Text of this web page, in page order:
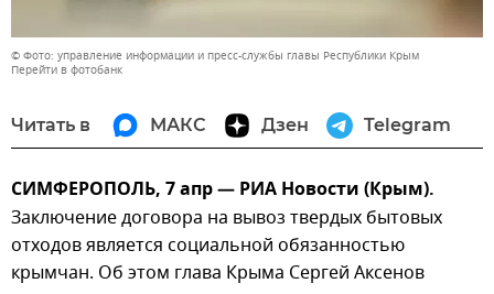
© Фото: управление информации и пресс-службы главы Республики Крым
Перейти в фотобанк
Читать в МАКС Дзен Telegram
СИМФЕРОПОЛЬ, 7 апр — РИА Новости (Крым).
Заключение договора на вывоз твердых бытовых
отходов является социальной обязанностью
крымчан. Об этом глава Крыма Сергей Аксенов